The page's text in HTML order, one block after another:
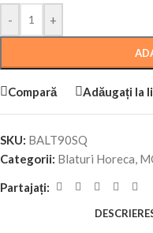
- +
Compară Adăugați la
SKU: BALT90SQ
Categorii: Blaturi Horeca,
Partajați:
DESCRIERE